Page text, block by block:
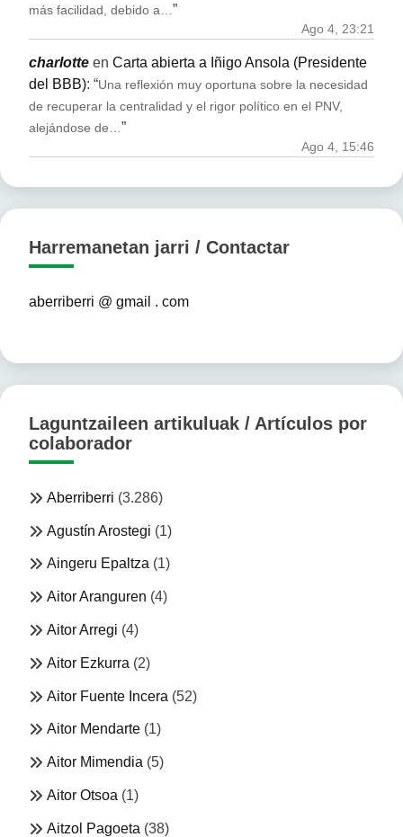
más facilidad, debido a… ”
Ago 4, 23:21
charlotte en Carta abierta a Iñigo Ansola (Presidente
del BBB): “Una reflexión muy oportuna sobre la necesidad
de recuperar la centralidad y el rigor político en el PNV,
alejándose de… ”
Ago 4, 15:46
Harremanetan jarri / Contactar
aberriberri @ gmail . com
Laguntzaileen artikuluak / Artículos por
colaborador
Aberriberri (3.286)
Agustín Arostegi (1)
Aingeru Epaltza (1)
Aitor Aranguren (4)
Aitor Arregi (4)
Aitor Ezkurra (2)
Aitor Fuente Incera (52)
Aitor Mendarte (1)
Aitor Mimendia (5)
Aitor Otsoa (1)
Aitzol Pagoeta (38)